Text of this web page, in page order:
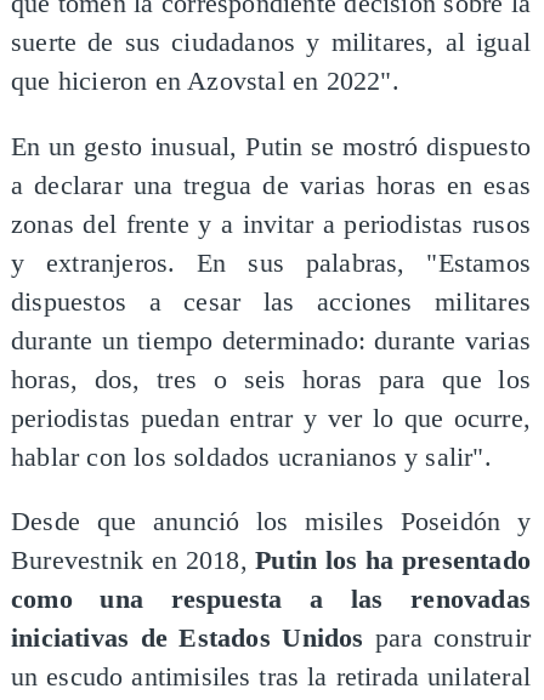
suerte de sus ciudadanos y militares, al igual
que hicieron en Azovstal en 2022".
En un gesto inusual, Putin se mostró dispuesto
a declarar una tregua de varias horas en esas
zonas del frente y a invitar a periodistas rusos
y extranjeros. En sus palabras, "Estamos
dispuestos a cesar las acciones militares
durante un tiempo determinado: durante varias
horas, dos, tres o seis horas para que los
periodistas puedan entrar y ver lo que ocurre,
hablar con los soldados ucranianos y salir".
Desde que anunció los misiles Poseidón y
Burevestnik en 2018,Putin los ha presentado
como una respuesta a las renovadas
iniciativas de Estados Unidos para construir
un escudo antimisiles tras la retirada unilateral